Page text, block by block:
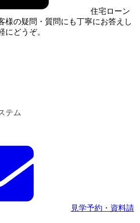
住宅ローン
様の疑問・質問にも丁寧にお答えし
にどうぞ。
テム
見学予約・資料請